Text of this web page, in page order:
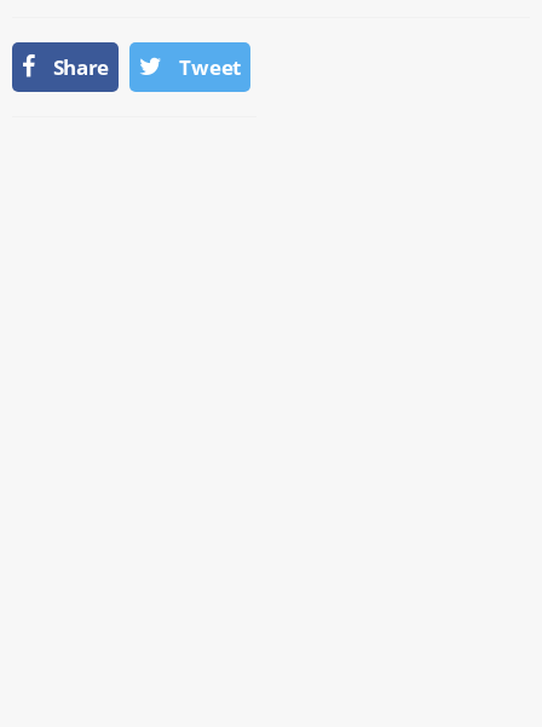
Share Tweet